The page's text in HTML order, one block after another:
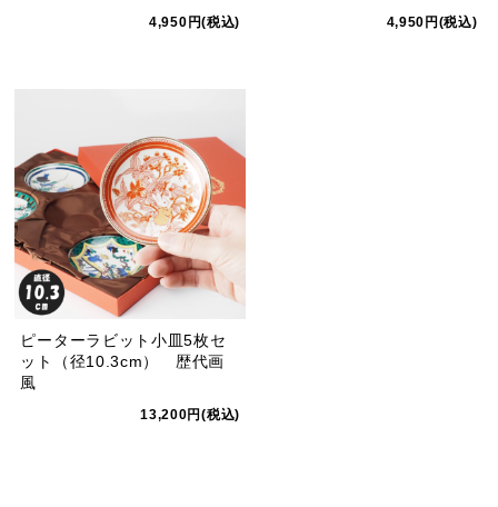
4,950円(税込) 4,950円(税込)
ピーターラビット小皿5枚セ
ット（径10.3cm） 歴代画
風
13,200円(税込)